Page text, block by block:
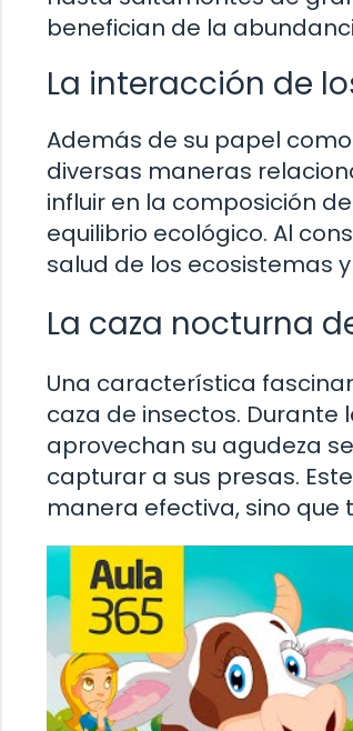
benefician de la
La interacción de
Además de su papel
diversas maneras
influir en la composición
equilibrio ecológico. Al
salud de los ecosistemas
La caza nocturna
Una característica
caza de insectos. Durante
aprovechan su agudeza
capturar a sus presas.
manera efectiva, sino